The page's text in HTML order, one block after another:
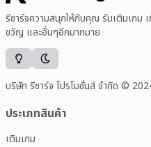
รีชาร์จความสนุกให้กับคุณ รับเติมเกม
ขวัญ และอื่นๆอีกมากมาย
บริษัท รีชาร์จ โปรโมชั่นส์ จำกัด ©
ประเภทสินค้า
เติมเกม